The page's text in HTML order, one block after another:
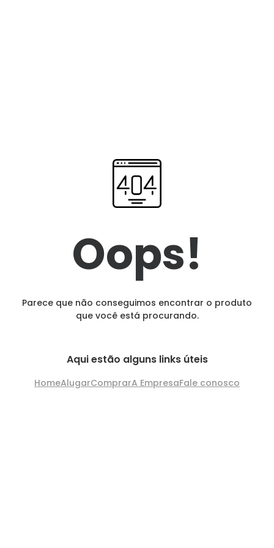
Oops!
Parece que não conseguimos encontrar o produto
que você está procurando.
Aqui estão alguns links úteis
HomeAlugarComprarA EmpresaFale conosco